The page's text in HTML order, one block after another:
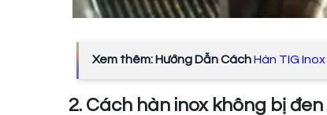
Xem thêm: Hướng Dẫn CáchHàn TIG Inox
2. Cách hàn inox không bị đen